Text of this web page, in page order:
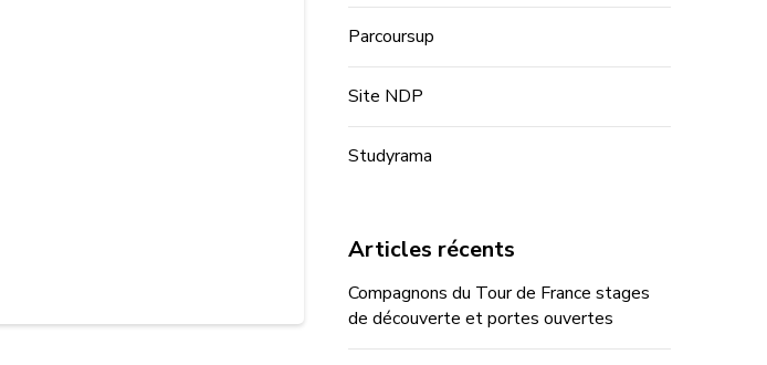
Parcoursup
Site NDP
Studyrama
Articles récents
Compagnons du Tour de France stages
de découverte et portes ouvertes